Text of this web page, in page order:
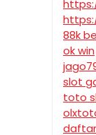
88k
ok win
slot
toto